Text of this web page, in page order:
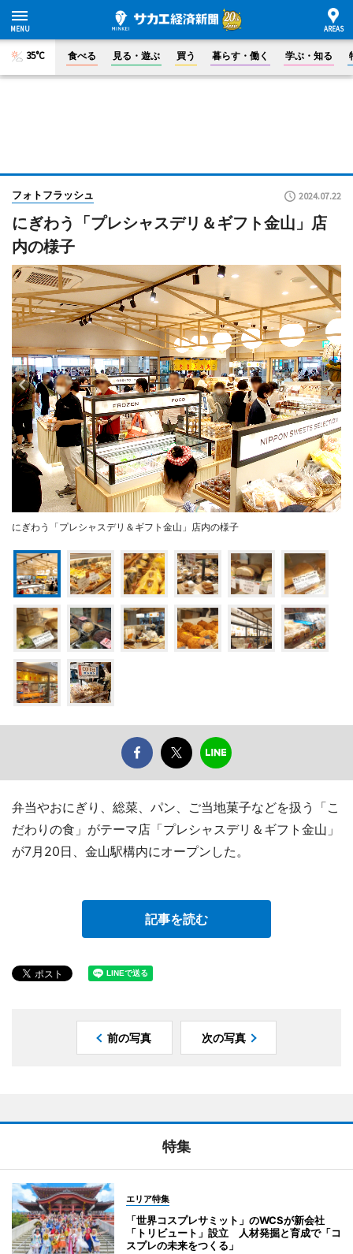
35°C 食べる 見る・遊ぶ 買う 暮らす・働く 学ぶ・知る
フォトフラッシュ 2024.07.22
にぎわう「プレシャスデリ＆ギフト金山」店
内の様子
にぎわう「プレシャスデリ＆ギフト金山」店内の様子
弁当やおにぎり、総菜、パン、ご当地菓子などを扱う「こ
だわりの食」がテーマ店「プレシャスデリ＆ギフト金山」
が7月20日、金山駅構内にオープンした。
記事を読む
前の写真 次の写真
特集
エリア特集
「世界コスプレサミット」のWCSが新会社
「トリビュート」設立 人材発掘と育成で「コ
スプレの未来をつくる」